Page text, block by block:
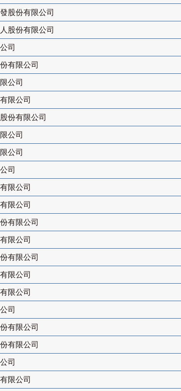
股份有限公司
股份有限公司
司
有限公司
公司
限公司
份有限公司
公司
公司
司
限公司
限公司
有限公司
限公司
有限公司
限公司
限公司
司
有限公司
有限公司
司
限公司